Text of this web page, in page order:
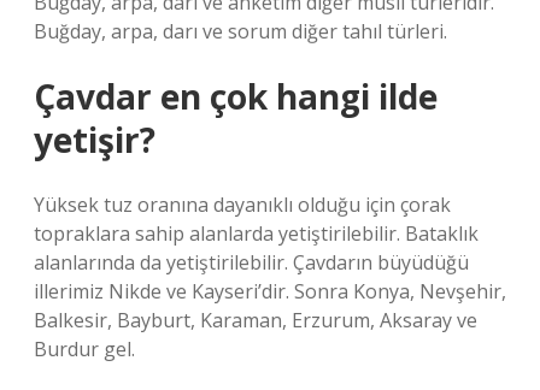
Buğday, arpa, darı ve sorum diğer tahıl türleri.
Çavdar en çok hangi ilde
yetişir?
Yüksek tuz oranına dayanıklı olduğu için çorak
topraklara sahip alanlarda yetiştirilebilir. Bataklık
alanlarında da yetiştirilebilir. Çavdarın büyüdüğü
illerimiz Nikde ve Kayseri’dir. Sonra Konya, Nevşehir,
Balkesir, Bayburt, Karaman, Erzurum, Aksaray ve
Burdur gel.